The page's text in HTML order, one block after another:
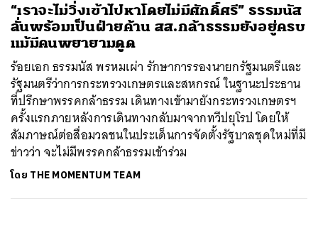
“เราจะไม่วิ่งเข้าไปหาโดยไม่มีศักดิ์ศรี” ธรรมนัส
ลั่นพร้อมเป็นฝ่ายค้าน สส.กล้าธรรมยังอยู่ครบ
แม้มีคนพยายามดูด
ร้อยเอก ธรรมนัส พรหมเผ่า รักษาการรองนายกรัฐมนตรีและ
รัฐมนตรีว่าการกระทรวงเกษตรและสหกรณ์ ในฐานะประธาน
ที่ปรึกษาพรรคกล้าธรรม เดินทางเข้ามายังกระทรวงเกษตรฯ
ครั้งแรกภายหลังการเดินทางกลับมาจากทวีปยุโรป โดยให้
สัมภาษณ์ต่อสื่อมวลชนในประเด็นการจัดตั้งรัฐบาลชุดใหม่ที่มี
ข่าวว่า จะไม่มีพรรคกล้าธรรมเข้าร่วม
โดย THE MOMENTUM TEAM